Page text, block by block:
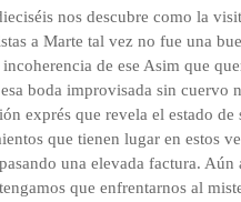
nos descubre como la
a Marte tal vez no fue una
de ese Asim que
boda improvisada sin cuervo
exprés que revela el estado de
que tienen lugar en estos
una elevada factura. Aún
que enfrentarnos al